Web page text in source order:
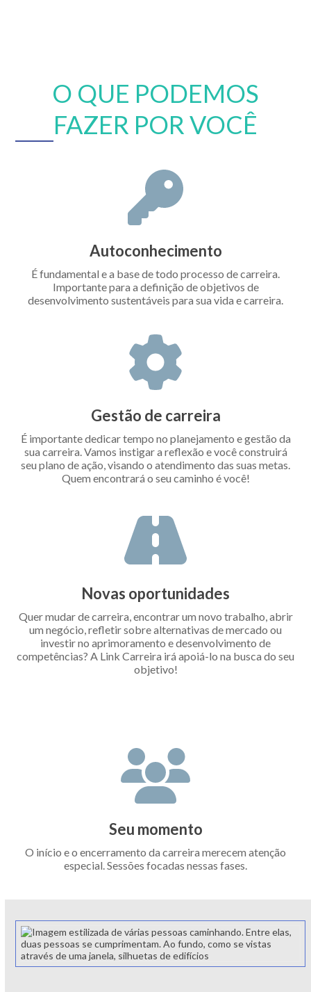
O QUE PODEMOS
FAZER POR VOCÊ
Autoconhecimento
É fundamental e a base de todo processo de carreira.
Importante para a definição de objetivos de
desenvolvimento sustentáveis para sua vida e carreira.
Gestão de carreira
É importante dedicar tempo no planejamento e gestão da
sua carreira. Vamos instigar a reflexão e você construirá
seu plano de ação, visando o atendimento das suas metas.
Quem encontrará o seu caminho é você!
Novas oportunidades
Quer mudar de carreira, encontrar um novo trabalho, abrir
um negócio, refletir sobre alternativas de mercado ou
investir no aprimoramento e desenvolvimento de
competências? A Link Carreira irá apoiá-lo na busca do seu
objetivo!
Seu momento
O início e o encerramento da carreira merecem atenção
especial. Sessões focadas nessas fases.